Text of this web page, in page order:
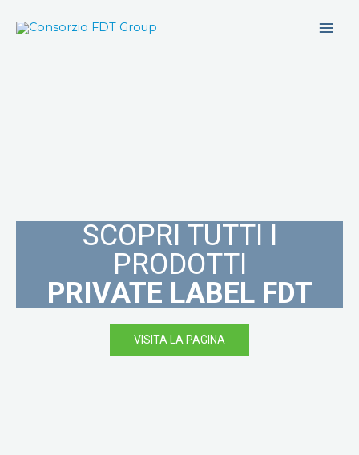
SCOPRI TUTTI I
PRODOTTI
PRIVATE LABEL FDT
VISITA LA PAGINA